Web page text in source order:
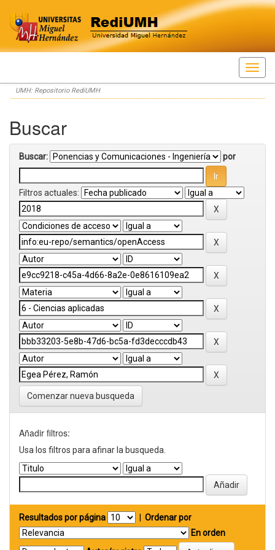
Skip
navigation
UMH: Repositorio RediUMH
Buscar
Buscar: por
Filtros actuales:
Comenzar nueva busqueda
Añadir filtros:
Usa los filtros para afinar la busqueda.
Resultados por página
Ordenar por
En orden